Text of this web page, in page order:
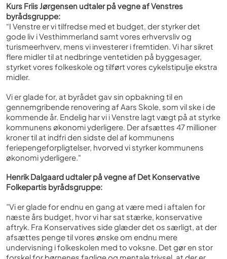
Kurs Friis Jørgensen udtaler på vegne af Venstres
byrådsgruppe:
“I Venstre er vi tilfredse med et budget, der styrker det
gode liv i Vesthimmerland samt vores erhvervsliv og
turismeerhverv, mens vi investerer i fremtiden. Vi har sikret
flere midler til at nedbringe ventetiden på byggesager,
styrket vores folkeskole og tilført vores cykelstipulje ekstra
midler.
Vi er glade for, at byrådet gav sin opbakning til en
gennemgribende renovering af Aars Skole, som vil ske i de
kommende år. Endelig har vi i Venstre lagt vægt på at styrke
kommunens økonomi yderligere. Der afsættes 47 millioner
kroner til at indfri den sidste del af kommunens
feriepengeforpligtelser, hvorved vi styrker kommunens
økonomi yderligere."
Henrik Dalgaard udtaler på vegne af Det Konservative
Folkepartis byrådsgruppe:
”Vi er glade for endnu en gang at være med i aftalen for
næste års budget, hvor vi har sat stærke, konservative
aftryk. Fra Konservatives side glæder det os særligt, at der
afsættes penge til vores ønske om endnu mere
undervisning i folkeskolen med to voksne. Det gør en stor